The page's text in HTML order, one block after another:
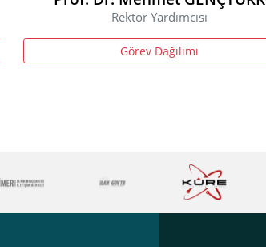
Rektör Yardımcısı
Görev Dağılımı